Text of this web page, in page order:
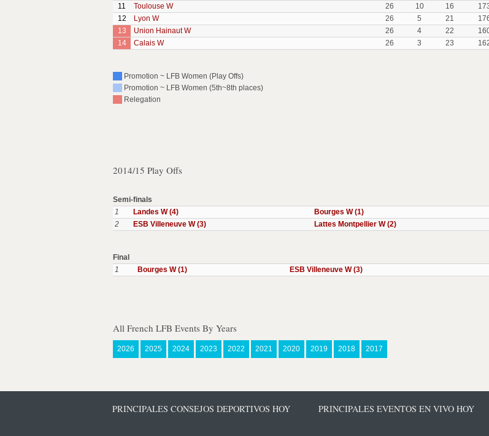
11
Toulouse W 26 10 16
12
Lyon W 26 5 21
13
Union Hainaut W 26 4 22
14
Calais W 26 3 23
Promotion ~ LFB Women (Play Offs)
Promotion ~ LFB Women (5th~8th places)
Relegation
2014/15 Play Offs
Semi-finals
1
Landes W (4) Bourges W (1)
2
ESB Villeneuve W (3) Lattes Montpellier W (2)
Final
1
Bourges W (1) ESB Villeneuve W (3)
All French LFB Events By Years
2026 2025 2024 2023 2022 2021 2020 2019 2018 2017
PRINCIPALES CONSEJOS DEPORTIVOS HOY PRINCIPALES EVENTOS EN VIVO HOY